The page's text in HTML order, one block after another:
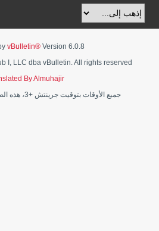
vBulletin® Version 6.0.8
I, LLC dba vBulletin. All rights reserved.
By Almuhajir
جميع الأوقات بتوقيت جرينتش +3، هذه الصفحة أنشأت 03:25 PM.